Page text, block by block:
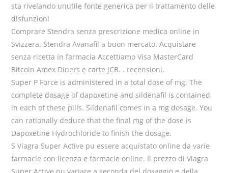
sta rivelando unutile fonte generica per il trattamento delle
disfunzioni
Comprare Stendra senza prescrizione medica online in
Svizzera. Stendra Avanafil a buon mercato. Acquistare
senza ricetta in farmacia Accettiamo Visa MasterCard
Bitcoin Amex Diners e carte JCB. . recensioni.
Super P Force is administered in a total dose of mg. The
complete dosage of dapoxetine and sildenafil is contained
in each of these pills. Sildenafil comes in a mg dosage. You
can rationally deduce that the final mg of the dose is
Dapoxetine Hydrochloride to finish the dosage.
S Viagra Super Active pu essere acquistato online da varie
farmacie con licenza e farmacie online. Il prezzo di Viagra
Super Active pu variare a seconda del dosaggio e della